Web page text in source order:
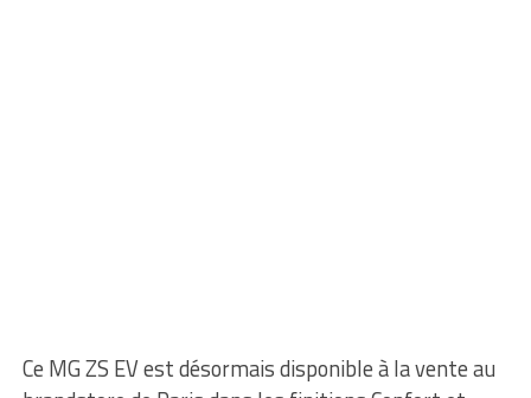
Ce MG ZS EV est désormais disponible à la vente au